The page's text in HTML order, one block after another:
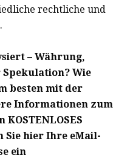
rechtliche und
– Währung,
Wie
besten mit der
Informationen zum
Sie hier Ihre eMail-
ein